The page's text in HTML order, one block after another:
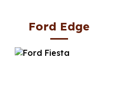
Ford Edge